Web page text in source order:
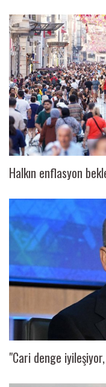
Halkın enflasyon
"Cari denge